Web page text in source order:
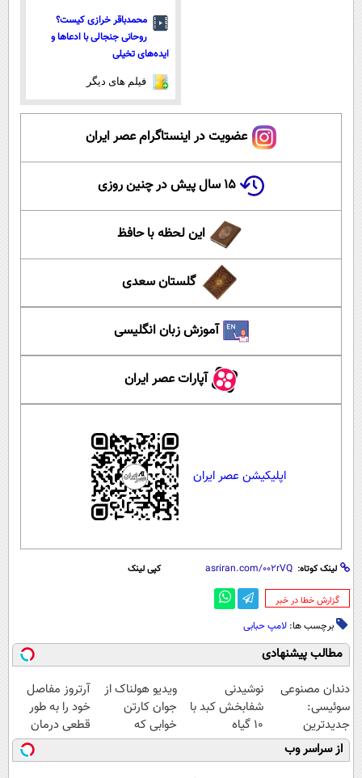
محمدباقر خرازی کیست؟
روحانی جنجالی با ادعاها و
ایده‌های تخیلی
فیلم های دیگر
عضویت در اینستاگرام عصر ایران
۱۵ سال پیش در چنین روزی
این لحظه با حافظ
گلستان سعدی
آموزش زبان انگلیسی
آپارات عصر ایران
اپلیکیشن عصر ایران
لینک کوتاه: کپی لینک
‌گزارش خطا در خبر
برچسب ها: لامپ حبابی
مطالب پیشنهادی
دندان مصنوعی
سوئیسی:
جدیدترین
فناوری اروپا،
سبک و مقاوم |
نوشیدنی
شفابخش کبد با
10 گیاه
موثر(تخفیف تا
امشب)
ویدیو هولناک از
جوان کارتن
خوابی که
میلیاردر شد.
آموزش رایگان
آرتروز مفاصل
خود را به طور
قطعی درمان
کنید!
◗پرسش‌نامه◖
از سراسر وب